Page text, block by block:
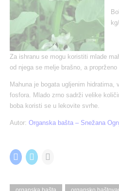
Za ishranu se mogu koristiti mlade
od njega se melje brašno, a
Mahuna je bogata ugljenim
fosfora. Mlado zrno sadrži velike
boba koristi se u lekovite svrhe.
Autor: Organska bašta – Snežana
C
l
t
C
l
t t